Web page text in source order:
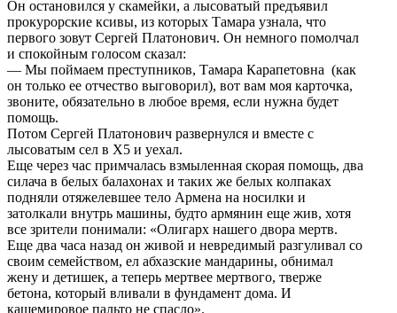
Он остановился у скамейки, а лысоватый предъявил
прокурорские ксивы, из которых Тамара узнала, что
первого зовут Сергей Платонович. Он немного помолчал
и спокойным голосом сказал:
— Мы поймаем преступников, Тамара Карапетовна (как
он только ее отчество выговорил), вот вам моя карточка,
звоните, обязательно в любое время, если нужна будет
помощь.
Потом Сергей Платонович развернулся и вместе с
лысоватым сел в Х5 и уехал.
Еще через час примчалась взмыленная скорая помощь, два
силача в белых балахонах и таких же белых колпаках
подняли отяжелевшее тело Армена на носилки и
затолкали внутрь машины, будто армянин еще жив, хотя
все зрители понимали: «Олигарх нашего двора мертв.
Еще два часа назад он живой и невредимый разгуливал со
своим семейством, ел абхазские мандарины, обнимал
жену и детишек, а теперь мертвее мертвого, тверже
бетона, который вливали в фундамент дома. И
кашемировое пальто не спасло».